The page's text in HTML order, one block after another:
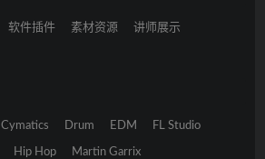
软件插件 素材资源 讲师展示
Cymatics Drum EDM FL Studio
Hip Hop Martin Garrix